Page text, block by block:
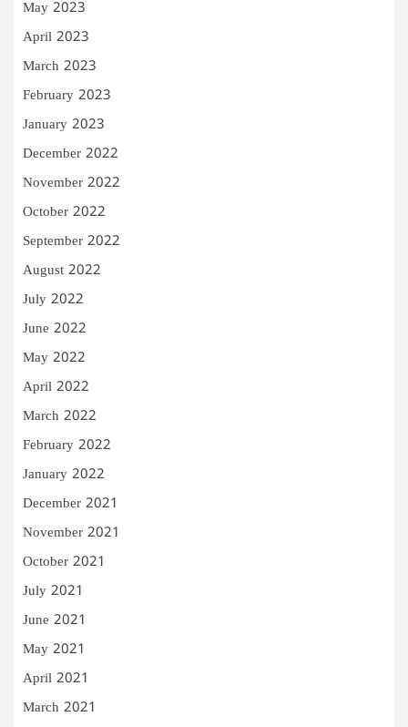
May 2023
April 2023
March 2023
February 2023
January 2023
December 2022
November 2022
October 2022
September 2022
August 2022
July 2022
June 2022
May 2022
April 2022
March 2022
February 2022
January 2022
December 2021
November 2021
October 2021
July 2021
June 2021
May 2021
April 2021
March 2021